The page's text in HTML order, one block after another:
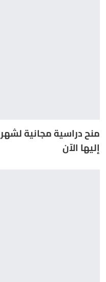
إليها الآن